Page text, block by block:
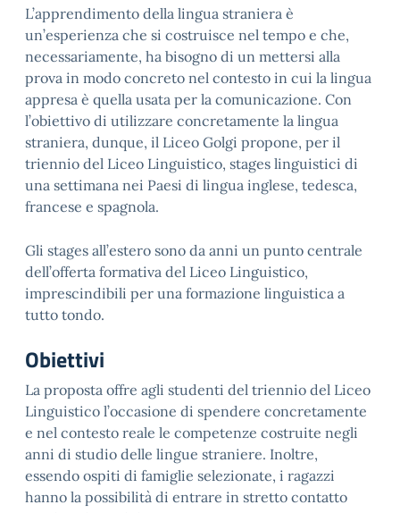
L’apprendimento della lingua straniera è
un’esperienza che si costruisce nel tempo e che,
necessariamente, ha bisogno di un mettersi alla
prova in modo concreto nel contesto in cui la lingua
appresa è quella usata per la comunicazione. Con
l’obiettivo di utilizzare concretamente la lingua
straniera, dunque, il Liceo Golgi propone, per il
triennio del Liceo Linguistico, stages linguistici di
una settimana nei Paesi di lingua inglese, tedesca,
francese e spagnola.
Gli stages all’estero sono da anni un punto centrale
dell’offerta formativa del Liceo Linguistico,
imprescindibili per una formazione linguistica a
tutto tondo.
Obiettivi
La proposta offre agli studenti del triennio del Liceo
Linguistico l’occasione di spendere concretamente
e nel contesto reale le competenze costruite negli
anni di studio delle lingue straniere. Inoltre,
essendo ospiti di famiglie selezionate, i ragazzi
hanno la possibilità di entrare in stretto contatto